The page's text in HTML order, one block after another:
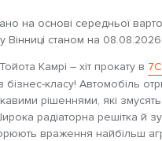
на основі середньої
Вінниці станом на 08.08.2026
Камрі – хіт прокату в
бізнес-класу! Автомобіль
рішеннями, які
радіаторна решітка й
враження найбільш